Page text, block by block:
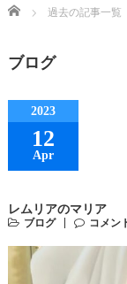
Home 過去の記事一覧
ブログ
2023
12
Apr
レムリアのマリア
ブログ コメン